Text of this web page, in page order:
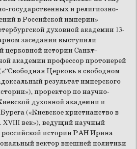
государственных и религиозно-
в Российской империи»
духовной академии 13-
заседании выступили
истории Санкт-
академии профессор протоиерей
Церковь в свободном
результат имперского
проректор по научно-
духовной академии и
(«Киевское христианство в
XVIII век»), ведущий научный
истории РАН Ирина
вектор внешней политики